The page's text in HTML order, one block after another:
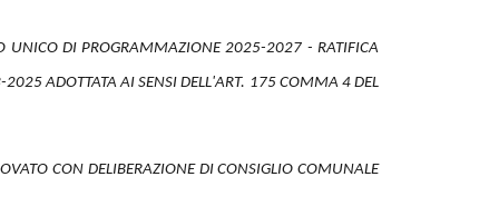
UNICO DI PROGRAMMAZIONE 2025-2027 - RATIFICA
ADOTTATA AI SENSI DELL'ART. 175 COMMA 4 DEL
CON DELIBERAZIONE DI CONSIGLIO COMUNALE